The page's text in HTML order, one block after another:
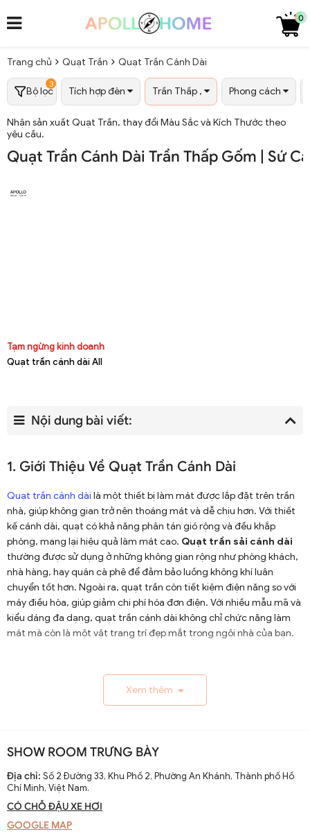
0
Trang chủ Quạt Trần Quạt Trần Cánh Dài
Bộ lọc
3
Tích hợp đèn Trần Thấp , Phong cách
Nhận sản xuất Quạt Trần, thay đổi Màu Sắc và Kích Thước theo
yêu cầu.
Quạt Trần Cánh Dài Trần Thấp Gốm | Sứ
Tạm ngừng kinh doanh
Quạt trần cánh dài All
Nội dung bài viết:
1. Giới Thiệu Về Quạt Trần Cánh Dài
Quạt trần cánh dài là một thiết bị làm mát được lắp đặt trên trần
nhà, giúp không gian trở nên thoáng mát và dễ chịu hơn. Với thiết
kế cánh dài, quạt có khả năng phân tán gió rộng và đều khắp
phòng, mang lại hiệu quả làm mát cao. Quạt trần sải cánh dài
thường được sử dụng ở những không gian rộng như phòng khách,
nhà hàng, hay quán cà phê để đảm bảo luồng không khí luân
chuyển tốt hơn. Ngoài ra, quạt trần còn tiết kiệm điện năng so với
máy điều hòa, giúp giảm chi phí hóa đơn điện. Với nhiều mẫu mã và
kiểu dáng đa dạng, quạt trần cánh dài không chỉ chức năng làm
mát mà còn là một vật trang trí đẹp mắt trong ngôi nhà của bạn.
1.1. Lịch Sử và Sự Phát Triển
pháp thông gió hiệu quả ở các khu vực nhiệt đới. Ban đầu
được làm thủ công và chạy bằng điện từ pin, chúng
nhanh chóng phát triển với sự tiến bộ của công nghệ
điện.
Sự thay đổi và cải tiến qua các thập kỷ
Xem thêm
SHOW ROOM TRƯNG BÀY
Địa chỉ: Số 2 Đường 33, Khu Phố 2, Phường An Khánh, Thành phố Hồ
Chí Minh, Việt Nam.
CÓ CHỖ ĐẬU XE HƠI
GOOGLE MAP